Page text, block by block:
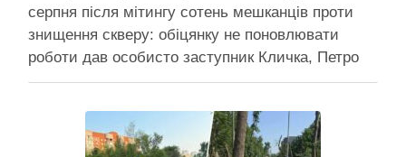
серпня після мітингу сотень мешканців проти
знищення скверу: обіцянку не поновлювати
роботи дав особисто заступник Кличка, Петро
Пантелеєв, що прибув налагодити комунікацію
чи вдасться зберегти ту частину озеленення,
що лишилася, – поки невідомо На Теремках у …